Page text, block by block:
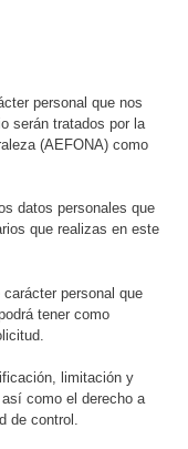
personal que nos
serán tratados por la
(AEFONA) como
datos personales que
que realizas en este
personal que
tener como
limitación y
así como el derecho a
de control.